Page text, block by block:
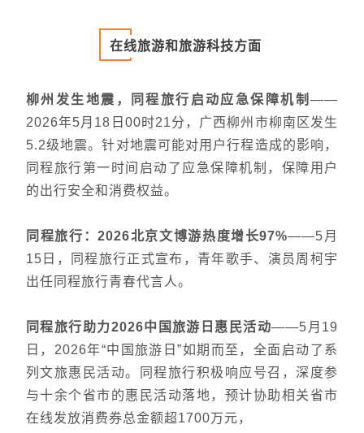
在线旅游和旅游科技方面
柳州发生地震，同程旅行启动应急保障机制 ——
2026年5月18日00时21分，广西柳州市柳南区发生
5.2级地震。针对地震可能对用户行程造成的影响，
同程旅行第一时间启动了应急保障机制，保障用户
的出行安全和消费权益。
同程旅行：2026北京文博游热度增长97%——5月
15日，同程旅行正式宣布，青年歌手、演员周柯宇
出任同程旅行青春代言人。
同程旅行助力2026中国旅游日惠民活动——5月19
日，2026年“中国旅游日”如期而至，全面启动了系
列文旅惠民活动。同程旅行积极响应号召，深度参
与十余个省市的惠民活动落地，预计协助相关省市
在线发放消费券总金额超1700万元，